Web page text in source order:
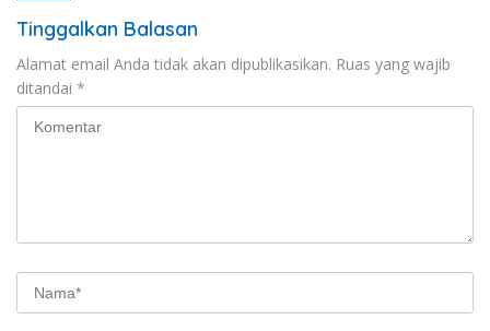
Tinggalkan Balasan
Alamat email Anda tidak akan dipublikasikan. Ruas yang wajib
ditandai *